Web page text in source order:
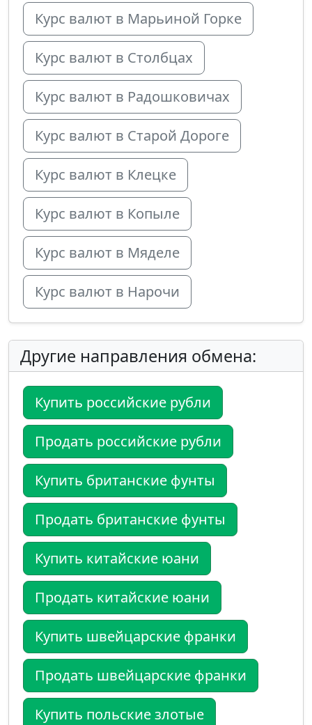
Курс валют в Марьиной Горке
Курс валют в Столбцах
Курс валют в Радошковичах
Курс валют в Старой Дороге
Курс валют в Клецке
Курс валют в Копыле
Курс валют в Мяделе
Курс валют в Нарочи
Другие направления обмена:
Купить российские рубли
Продать российские рубли
Купить британские фунты
Продать британские фунты
Купить китайские юани
Продать китайские юани
Купить швейцарские франки
Продать швейцарские франки
Купить польские злотые